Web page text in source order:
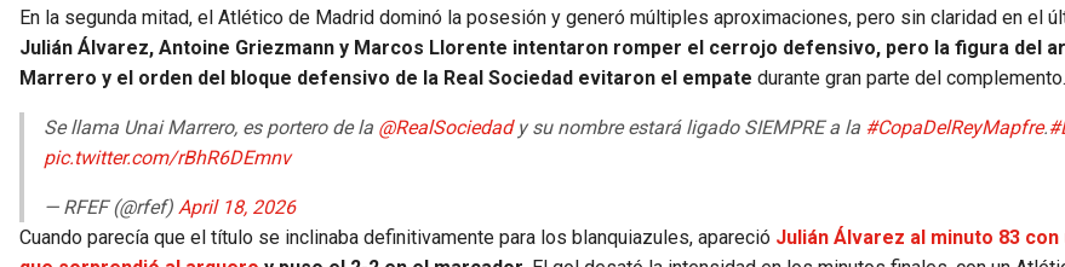
En la segunda mitad, el Atlético de Madrid dominó la posesión y generó múltiples aproximaciones, pero sin claridad en el
Julián Álvarez, Antoine Griezmann y Marcos Llorente intentaron romper el cerrojo defensivo, pero la figura del
Marrero y el orden del bloque defensivo de la Real Sociedad evitaron el empate durante gran parte del complemento.
Se llama Unai Marrero, es portero de la @RealSociedady su nombre estará ligado SIEMPRE a la #CopaDelReyMapfre.
pic.twitter.com/rBhR6DEmnv
— RFEF (@rfef) April 18, 2026
Cuando parecía que el título se inclinaba definitivamente para los blanquiazules, apareció Julián Álvarez al minuto 83 con